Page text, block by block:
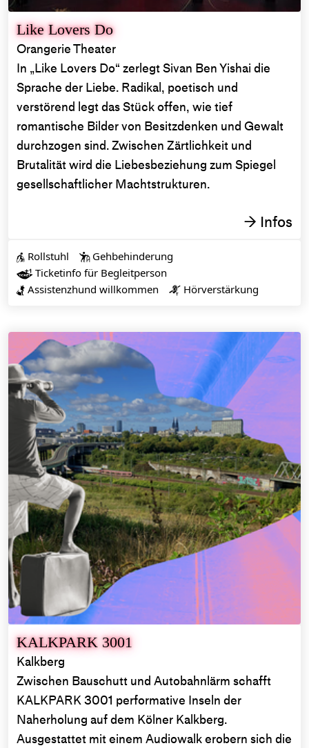
Like Lovers Do
Orangerie Theater
In „Like Lovers Do“ zerlegt Sivan Ben Yishai die
Sprache der Liebe. Radikal, poetisch und
verstörend legt das Stück offen, wie tief
romantische Bilder von Besitzdenken und Gewalt
durchzogen sind. Zwischen Zärtlichkeit und
Brutalität wird die Liebesbeziehung zum Spiegel
gesellschaftlicher Machtstrukturen.
→ Infos
 Rollstuhl Gehbehinderung
Ticketinfo für Begleitperson
 Assistenzhund willkommen  Hörverstärkung
KALKPARK 3001
Kalkberg
Zwischen Bauschutt und Autobahnlärm schafft
KALKPARK 3001 performative Inseln der
Naherholung auf dem Kölner Kalkberg.
Ausgestattet mit einem Audiowalk erobern sich die